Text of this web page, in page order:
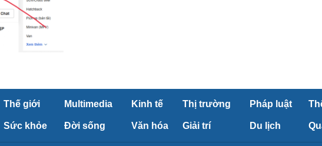
Thế giới Multimedia Kinh tế Thị trường Pháp luật
Sức khỏe Đời sống Văn hóa Giải trí Du lịch